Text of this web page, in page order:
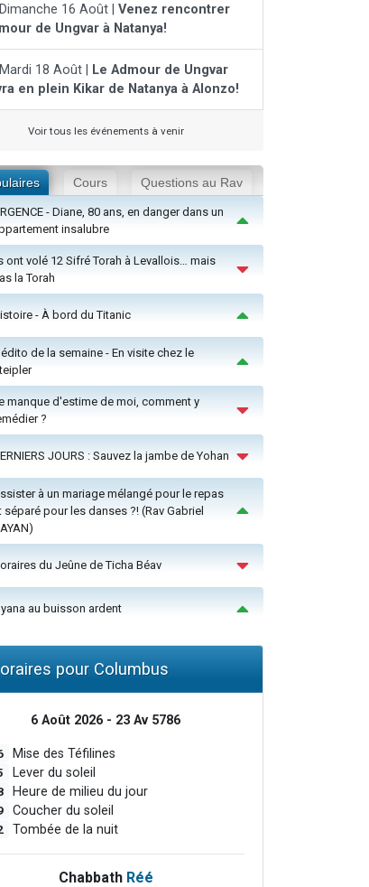
16 Août | Venez rencontrer
de Ungvar à Natanya!
18 Août |
Le Admour de Ungvar
en plein Kikar de Natanya à Alonzo!
Voir tous les événements à venir
Cours Questions au Rav
- Diane, 80 ans, en danger dans un
insalubre
ont volé 12 Sifré Torah à Levallois… mais
la Torah
- À bord du Titanic
de la semaine - En visite chez le
manque d'estime de moi, comment y
?
JOURS : Sauvez la jambe de Yohan
à un mariage mélangé pour le repas
séparé pour les danses ?! (Rav Gabriel
du Jeûne de Ticha Béav
au buisson ardent
pour Columbus
6 Août 2026 - 23 Av 5786
Mise des Téfilines
Lever du soleil
Heure de milieu du jour
Coucher du soleil
Tombée de la nuit
Chabbath Réé